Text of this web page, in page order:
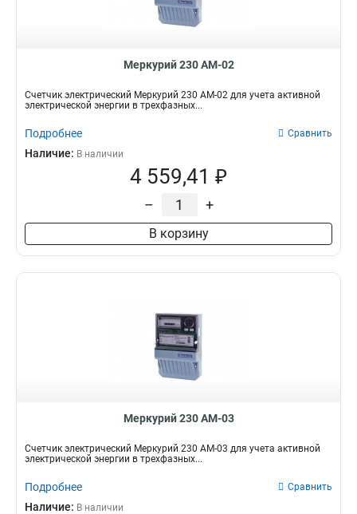
Меркурий 230 АМ-02
Счетчик электрический Меркурий 230 АМ-02 для учета активной
электрической энергии в трехфазных...
Подробнее Сравнить
Наличие: В наличии
4 559,41 ₽
– +
В корзину
Меркурий 230 АМ-03
Счетчик электрический Меркурий 230 АМ-03 для учета активной
электрической энергии в трехфазных...
Подробнее Сравнить
Наличие: В наличии